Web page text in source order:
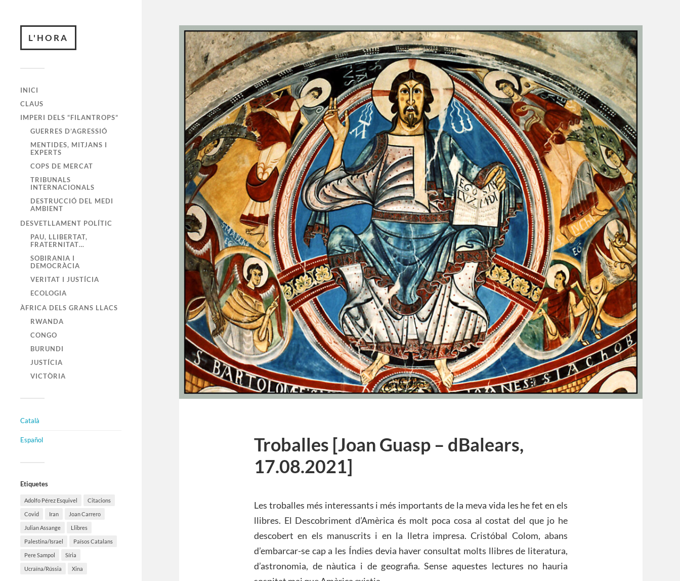
L'HORA
INICI
CLAUS
IMPERI DELS “FILANTROPS”
GUERRES D’AGRESSIÓ
MENTIDES, MITJANS I
EXPERTS
COPS DE MERCAT
TRIBUNALS
INTERNACIONALS
DESTRUCCIÓ DEL MEDI
AMBIENT
DESVETLLAMENT POLÍTIC
PAU, LLIBERTAT,
FRATERNITAT…
SOBIRANIA I
DEMOCRÀCIA
VERITAT I JUSTÍCIA
ECOLOGIA
ÀFRICA DELS GRANS LLACS
RWANDA
CONGO
BURUNDI
JUSTÍCIA
VICTÒRIA
Català
Español
Etiquetes
Adolfo Pérez Esquivel Citacions
Covid Iran Joan Carrero
Julian Assange Llibres
Palestina/Israel Països Catalans
Pere Sampol Síria
Ucraïna/Rússia Xina
Troballes [Joan Guasp – dBalears,
17.08.2021]
Les troballes més interessants i més importants de la meva vida les he fet en els
llibres. El Descobriment d’Amèrica és molt poca cosa al costat del que jo he
descobert en els manuscrits i en la lletra impresa. Cristóbal Colom, abans
d’embarcar-se cap a les Índies devia haver consultat molts llibres de literatura,
d’astronomia, de nàutica i de geografia. Sense aquestes lectures no hauria